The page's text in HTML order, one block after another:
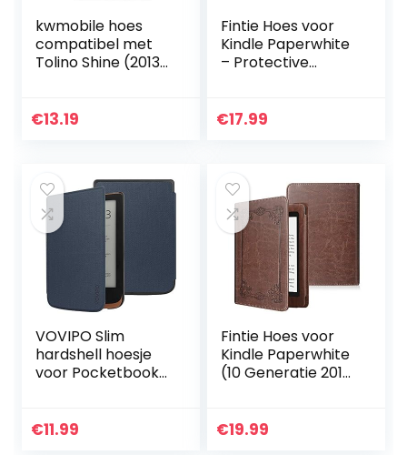
kwmobile hoes
compatibel met
Tolino Shine (2013)
van vilt –
€13.19
Fintie Hoes voor
Kindle Paperwhite
– Protective
Case voor All
€17.99
VOVIPO Slim
hardshell hoesje
voor Pocketbook
4/Basic Lux 2 E-
€11.99
Fintie Hoes voor
Kindle Paperwhite
(10 Generatie 2018
Beschermende
€19.99